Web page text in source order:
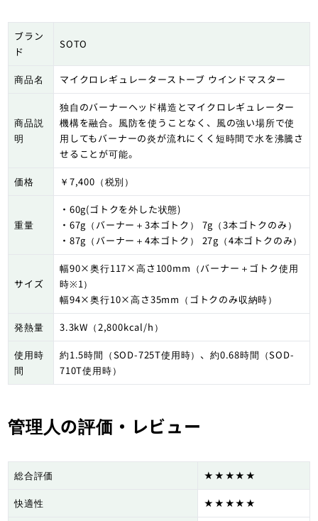
ブラン
ド
SOTO
商品名 マイクロレギュレーターストーブ ウインドマスター
商品説
明
独自のバーナーヘッド構造とマイクロレギュレーター
機構を融合。風防を使うことなく、風の強い場所で使
用してもバーナーの炎が流れにくく短時間で水を沸騰さ
せることが可能。
価格 ￥7,400（税別）
重量
・60g(ゴトクを外した状態)
・67g（バーナー＋3本ゴトク） 7g（3本ゴトクのみ）
・87g（バーナー＋4本ゴトク） 27g（4本ゴトクのみ）
サイズ
幅90×奥行117×高さ100mm（バーナー＋ゴトク使用
時※1）
幅94×奥行10×高さ35mm（ゴトクのみ収納時）
発熱量 3.3kW（2,800kcal/h）
使用時
間
約1.5時間（SOD-725T使用時）、約0.68時間（SOD-
710T使用時）
管理人の評価・レビュー
総合評価 ★★★★★
快適性 ★★★★★